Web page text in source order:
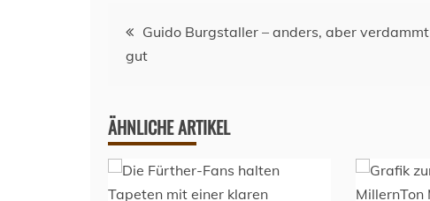
Beitragsnavigation
Guido Burgstaller – anders, aber verdammt
gut
ÄHNLICHE ARTIKEL